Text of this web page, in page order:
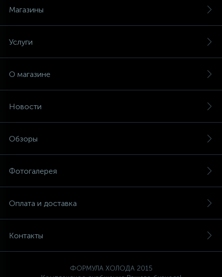
Магазины
Услуги
О магазине
Новости
Обзоры
Фотогалерея
Оплата и доставка
Контакты
ФОРМУЛА ХОЛОДА 2015